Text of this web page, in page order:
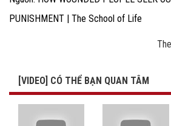
PUNISHMENT | The School of Life
[VIDEO] CÓ THỂ BẠN QUAN TÂM